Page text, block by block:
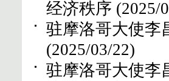
经济秩序 (2025/
驻摩洛哥大使李
(2025/03/22)
驻摩洛哥大使李